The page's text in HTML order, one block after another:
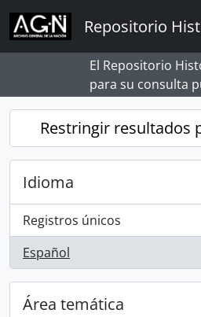
Skip to main content
Repositorio
El Repositorio
para su consulta
Restringir resultados
Idioma
Registros únicos
, 1 resultados
Español
, 1 resultados
Área temática